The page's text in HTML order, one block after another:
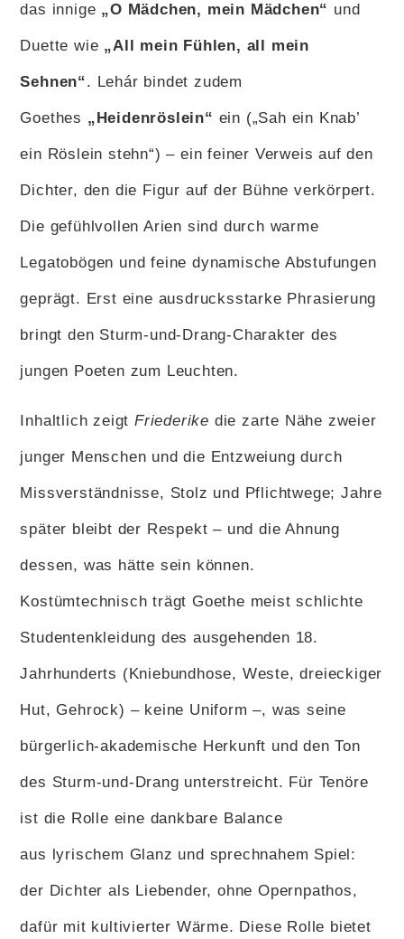
das innige „O Mädchen, mein Mädchen“ und
Duette wie „All mein Fühlen, all mein
Sehnen“. Lehár bindet zudem
Goethes „Heidenröslein“ ein („Sah ein Knab’
ein Röslein stehn“) – ein feiner Verweis auf den
Dichter, den die Figur auf der Bühne verkörpert.
Die gefühlvollen Arien sind durch warme
Legatobögen und feine dynamische Abstufungen
geprägt. Erst eine ausdrucksstarke Phrasierung
bringt den Sturm-und-Drang-Charakter des
jungen Poeten zum Leuchten.
Inhaltlich zeigt Friederike die zarte Nähe zweier
junger Menschen und die Entzweiung durch
Missverständnisse, Stolz und Pflichtwege; Jahre
später bleibt der Respekt – und die Ahnung
dessen, was hätte sein können.
Kostümtechnisch trägt Goethe meist schlichte
Studentenkleidung des ausgehenden 18.
Jahrhunderts (Kniebundhose, Weste, dreieckiger
Hut, Gehrock) – keine Uniform –, was seine
bürgerlich-akademische Herkunft und den Ton
des Sturm-und-Drang unterstreicht. Für Tenöre
ist die Rolle eine dankbare Balance
aus lyrischem Glanz und sprechnahem Spiel:
der Dichter als Liebender, ohne Opernpathos,
dafür mit kultivierter Wärme. Diese Rolle bietet